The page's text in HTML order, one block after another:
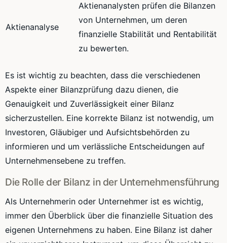
Aktienanalyse
Aktienanalysten prüfen die Bilanzen
von Unternehmen, um deren
finanzielle Stabilität und Rentabilität
zu bewerten.
Es ist wichtig zu beachten, dass die verschiedenen
Aspekte einer Bilanzprüfung dazu dienen, die
Genauigkeit und Zuverlässigkeit einer Bilanz
sicherzustellen. Eine korrekte Bilanz ist notwendig, um
Investoren, Gläubiger und Aufsichtsbehörden zu
informieren und um verlässliche Entscheidungen auf
Unternehmensebene zu treffen.
Die Rolle der Bilanz in der Unternehmensführung
Als Unternehmerin oder Unternehmer ist es wichtig,
immer den Überblick über die finanzielle Situation des
eigenen Unternehmens zu haben. Eine Bilanz ist daher